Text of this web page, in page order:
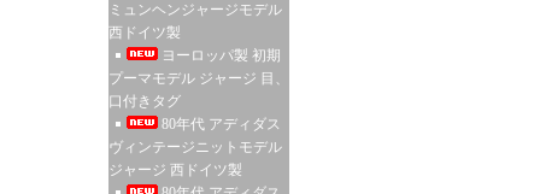
ミュンヘンジャージモデル
西ドイツ製
ヨーロッパ製 初期
プーマモデル ジャージ 目、
口付きタグ
80年代 アディダス
ヴィンテージニットモデル
ジャージ 西ドイツ製